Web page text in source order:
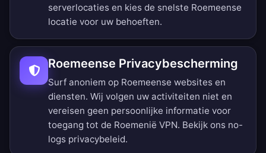
serverlocaties en kies de snelste Roemeense
locatie voor uw behoeften.
Roemeense Privacybescherming
Surf anoniem op Roemeense websites en
diensten. Wij volgen uw activiteiten niet en
vereisen geen persoonlijke informatie voor
toegang tot de Roemenië VPN. Bekijk ons no-
logs privacybeleid.